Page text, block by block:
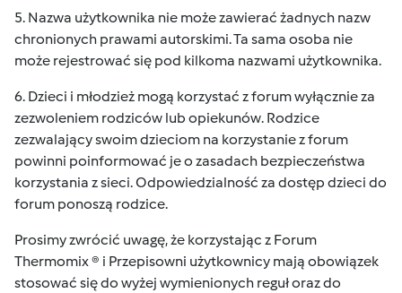
5. Nazwa użytkownika nie może zawierać żadnych nazw
chronionych prawami autorskimi. Ta sama osoba nie
może rejestrować się pod kilkoma nazwami użytkownika.
6. Dzieci i młodzież mogą korzystać z forum wyłącznie za
zezwoleniem rodziców lub opiekunów. Rodzice
zezwalający swoim dzieciom na korzystanie z forum
powinni poinformować je o zasadach bezpieczeństwa
korzystania z sieci. Odpowiedzialność za dostęp dzieci do
forum ponoszą rodzice.
Prosimy zwrócić uwagę, że korzystając z Forum
Thermomix ® i Przepisowni użytkownicy mają obowiązek
stosować się do wyżej wymienionych reguł oraz do